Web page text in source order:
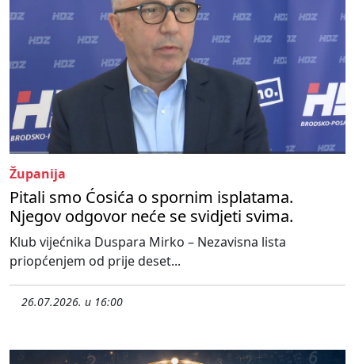
Županija
Pitali smo Ćosića o spornim isplatama.
Njegov odgovor neće se svidjeti svima.
Klub vijećnika Duspara Mirko – Nezavisna lista
priopćenjem od prije deset...
26.07.2026. u 16:00